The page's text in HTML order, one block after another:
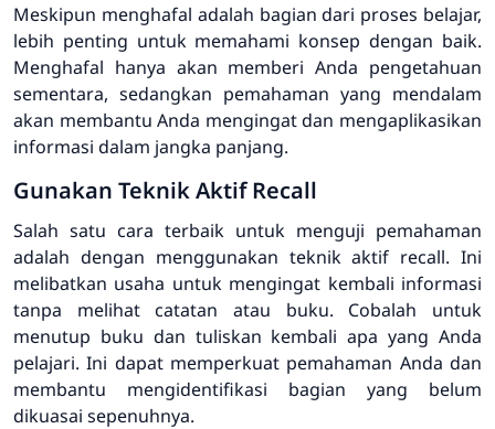
Meskipun menghafal adalah bagian dari proses belajar,
lebih penting untuk memahami konsep dengan baik.
Menghafal hanya akan memberi Anda pengetahuan
sementara, sedangkan pemahaman yang mendalam
akan membantu Anda mengingat dan mengaplikasikan
informasi dalam jangka panjang.
Gunakan Teknik Aktif Recall
Salah satu cara terbaik untuk menguji pemahaman
adalah dengan menggunakan teknik aktif recall. Ini
melibatkan usaha untuk mengingat kembali informasi
tanpa melihat catatan atau buku. Cobalah untuk
menutup buku dan tuliskan kembali apa yang Anda
pelajari. Ini dapat memperkuat pemahaman Anda dan
membantu mengidentifikasi bagian yang belum
dikuasai sepenuhnya.